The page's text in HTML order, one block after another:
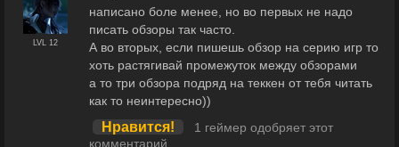
LVL 12
написано боле менее, но во первых не надо
писать обзоры так часто.
А во вторых, если пишешь обзор на серию игр то
хоть растягивай промежуток между обзорами
а то три обзора подряд на теккен от тебя читать
как то неинтересно))
Нравится!
1 геймер одобряет этот
комментарий